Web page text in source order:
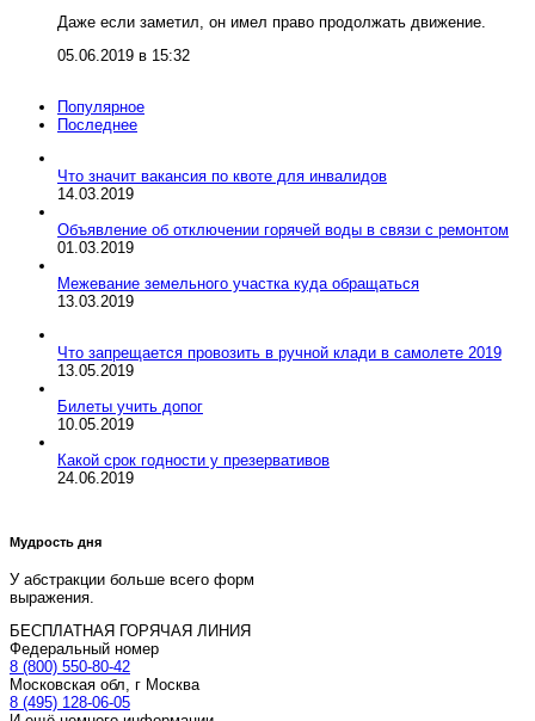
Даже если заметил, он имел право продолжать движение.
05.06.2019 в 15:32
Популярное
Последнее
Что значит вакансия по квоте для инвалидов
14.03.2019
Объявление об отключении горячей воды в связи с ремонтом
01.03.2019
Межевание земельного участка куда обращаться
13.03.2019
Что запрещается провозить в ручной клади в самолете 2019
13.05.2019
Билеты учить допог
10.05.2019
Какой срок годности у презервативов
24.06.2019
Мудрость дня
У абстракции больше всего форм
выражения.
БЕСПЛАТНАЯ ГОРЯЧАЯ ЛИНИЯ
Федеральный номер
8 (800) 550-80-42
Московская обл, г Москва
8 (495) 128-06-05